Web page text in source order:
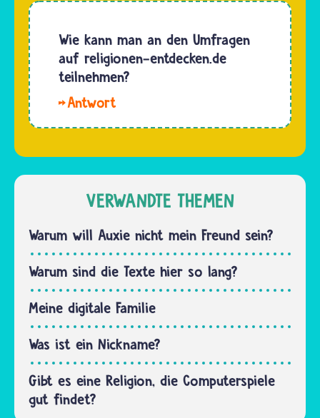
unsere
schicken
könnt,
wenn
eine
zu…
der
Website
sind
lang.
Manche
Sätzen
Wie kann man an den Umfragen
auf religionen-entdecken.de
teilnehmen?
Umfragen
befinden
sich im
unteren
Bereich
der
Startseite
von
religionen-
entdecken.de.
Du
erkennst…
VERWANDTE THEMEN
Warum will Auxie nicht mein Freund sein?
Warum sind die Texte hier so lang?
Meine digitale Familie
Was ist ein Nickname?
Gibt es eine Religion, die Computerspiele
gut findet?